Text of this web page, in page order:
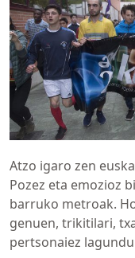
Atzo igaro zen
Pozez eta emozioz
barruko metroak.
genuen, trikitilari,
pertsonaiez